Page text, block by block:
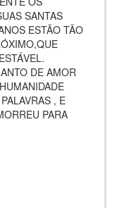
SANTAS
ESTÃO TÃO
DE AMOR
, E
PARA